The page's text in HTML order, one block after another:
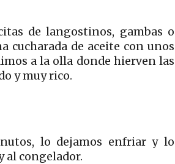
de langostinos, gambas o
cucharada de aceite con unos
a la olla donde hierven las
y muy rico.
lo dejamos enfriar y lo
al congelador.